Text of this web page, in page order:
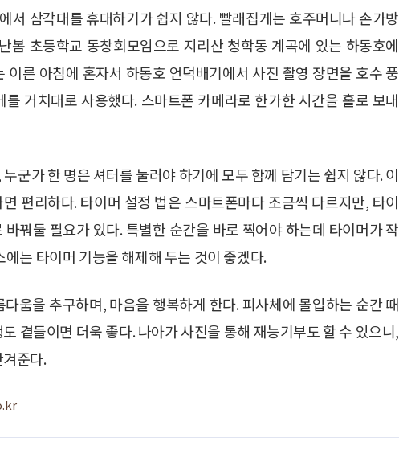
서 삼각대를 휴대하기가 쉽지 않다. 빨래집게는 호주머니나 손가방
봄 초등학교 동창회모임으로 지리산 청학동 계곡에 있는 하동호에
이른 아침에 혼자서 하동호 언덕배기에서 사진 촬영 장면을 호수 풍
거치대로 사용했다. 스마트폰 카메라로 한가한 시간을 홀로 보내
군가 한 명은 셔터를 눌러야 하기에 모두 함께 담기는 쉽지 않다. 이
편리하다. 타이머 설정 법은 스마트폰마다 조금씩 다르지만, 타이
꿔둘 필요가 있다. 특별한 순간을 바로 찍어야 하는데 타이머가 작
는 타이머 기능을 해제해 두는 것이 좋겠다.
움을 추구하며, 마음을 행복하게 한다. 피사체에 몰입하는 순간 때
곁들이면 더욱 좋다. 나아가 사진을 통해 재능기부도 할 수 있으니,
준다.